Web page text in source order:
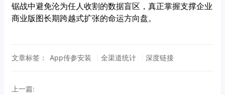
锯战中避免沦为任人收割的数据盲区，真正掌握支撑企业
商业版图长期跨越式扩张的命运方向盘。
文章标签： App传参安装 全渠道统计 深度链接
上一篇: